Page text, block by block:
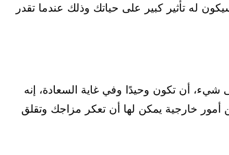
له تأثير كبير على حياتك وذلك عندما تقدر
شيء، أن تكون وحيدًا وفي غاية السعادة، إنه
خارجية يمكن لها أن تعكر مزاجك وتقلق